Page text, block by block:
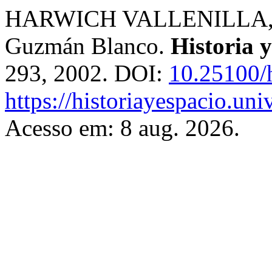
HARWICH
Guzmán Blanco. Historia
293, 2002. DOI:
https://
Acesso em: 8 aug. 2026.